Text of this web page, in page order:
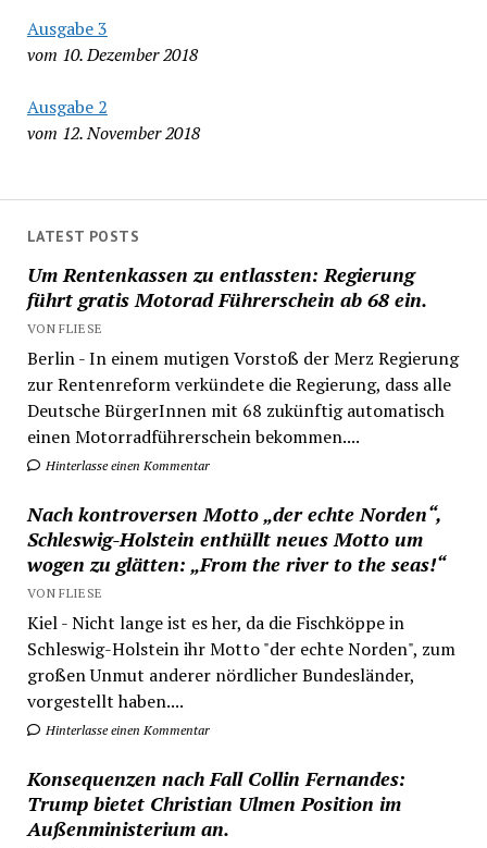
Ausgabe 3
vom 10. Dezember 2018
Ausgabe 2
vom 12. November 2018
LATEST POSTS
Um Rentenkassen zu entlassten: Regierung
führt gratis Motorad Führerschein ab 68 ein.
VON FLIESE
Berlin - In einem mutigen Vorstoß der Merz Regierung
zur Rentenreform verkündete die Regierung, dass alle
Deutsche BürgerInnen mit 68 zukünftig automatisch
einen Motorradführerschein bekommen....
Hinterlasse einen Kommentar
Nach kontroversen Motto „der echte Norden“,
Schleswig-Holstein enthüllt neues Motto um
wogen zu glätten: „From the river to the seas!“
VON FLIESE
Kiel - Nicht lange ist es her, da die Fischköppe in
Schleswig-Holstein ihr Motto "der echte Norden", zum
großen Unmut anderer nördlicher Bundesländer,
vorgestellt haben....
Hinterlasse einen Kommentar
Konsequenzen nach Fall Collin Fernandes:
Trump bietet Christian Ulmen Position im
Außenministerium an.